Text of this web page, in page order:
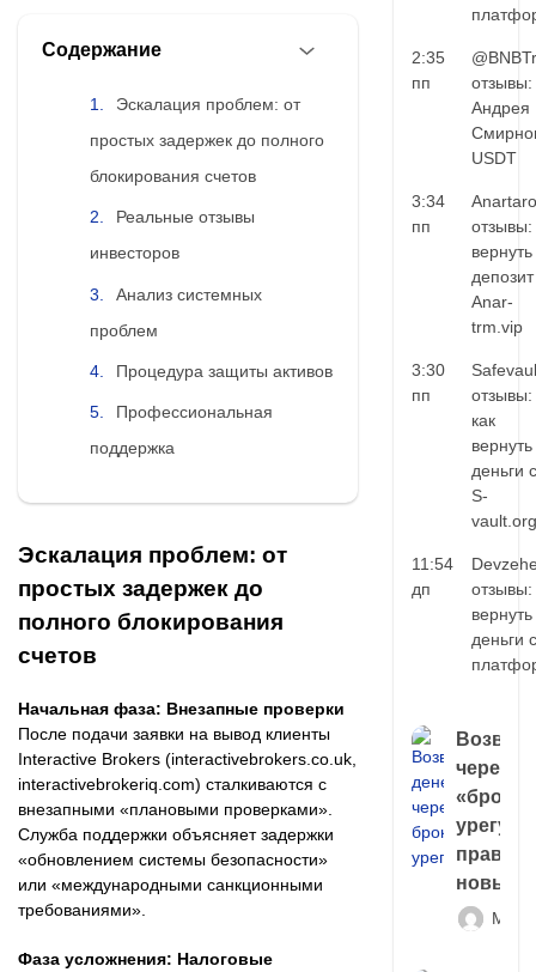
Содержание
Эскалация проблем: от
простых задержек до полного
блокирования счетов
Реальные отзывы
инвесторов
Анализ системных
проблем
Процедура защиты активов
Профессиональная
поддержка
Эскалация проблем: от
простых задержек до
полного блокирования
счетов
Начальная фаза: Внезапные проверки
После подачи заявки на вывод клиенты
Interactive Brokers (interactivebrokers.co.uk,
interactivebrokeriq.com) сталкиваются с
внезапными «плановыми проверками».
Служба поддержки объясняет задержки
«обновлением системы безопасности»
или «международными санкционными
требованиями».
Фаза усложнения: Налоговые
2:35
пп
Андрея
USDT
3:34
пп
отзывы:
вернуть
Anar-
trm.vip
3:30
пп
отзывы:
как
вернуть
деньги с
S-
vault.org
11:54
дп
отзывы:
вернуть
деньги с
через
правда
новый